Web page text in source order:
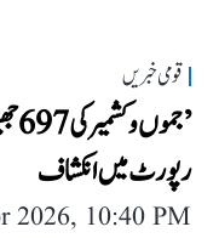
قومی خبریں
رپورٹ میں انکشاف
2026, 10:40 PM